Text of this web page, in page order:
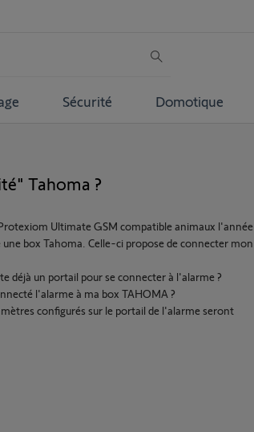
Sécurité Domotique
Tahoma ?
Ultimate GSM compatible animaux l'année
box Tahoma. Celle-ci propose de connecter mon
déjà un portail pour se connecter à l'alarme ?
l'alarme à ma box TAHOMA ?
configurés sur le portail de l'alarme seront